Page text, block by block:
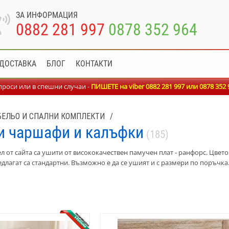
ЗА ИНФОРМАЦИЯ
0882 281 997 0878 352 964
БЛОГ КОНТАКТИ
или в спешни случаи -ПИШЕТЕ на viber 0882 281 997 или0878 352
И СПАЛНИ КОМПЛЕКТИ /
чаршафи и калъфки (185)
от сайта са ушити от висококачествен памучен плат - ранфорс.
са стандартни. Възможно е да се ушият и с размери по